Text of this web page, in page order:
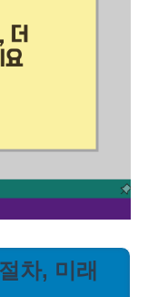
차, 미래